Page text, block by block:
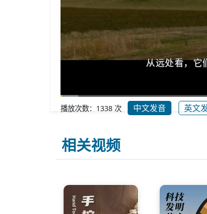
从远处看，它
00:14 /54:56
播放次数：1338 次 中文发音 英文
相关视频